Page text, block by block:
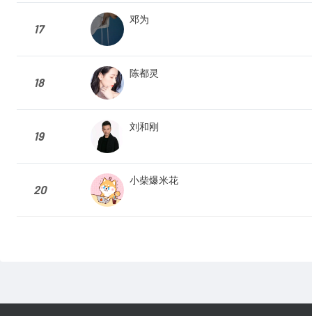
17
邓为
18
陈都灵
19
刘和刚
20
小柴爆米花